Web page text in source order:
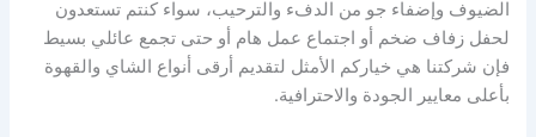
الضيوف وإضفاء جو من الدفء والترحيب، سواء كنتم تستعدون
لحفل زفاف ضخم أو اجتماع عمل هام أو حتى تجمع عائلي بسيط
فإن شركتنا هي خياركم الأمثل لتقديم أرقى أنواع الشاي والقهوة
بأعلى معايير الجودة والاحترافية.